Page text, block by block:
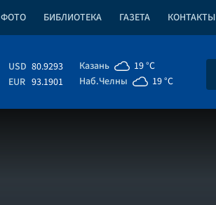
ФОТО БИБЛИОТЕКА ГАЗЕТА КОНТАКТЫ
USD 80.9293
EUR 93.1901
Казань
19 °C
Наб.Челны
19 °C